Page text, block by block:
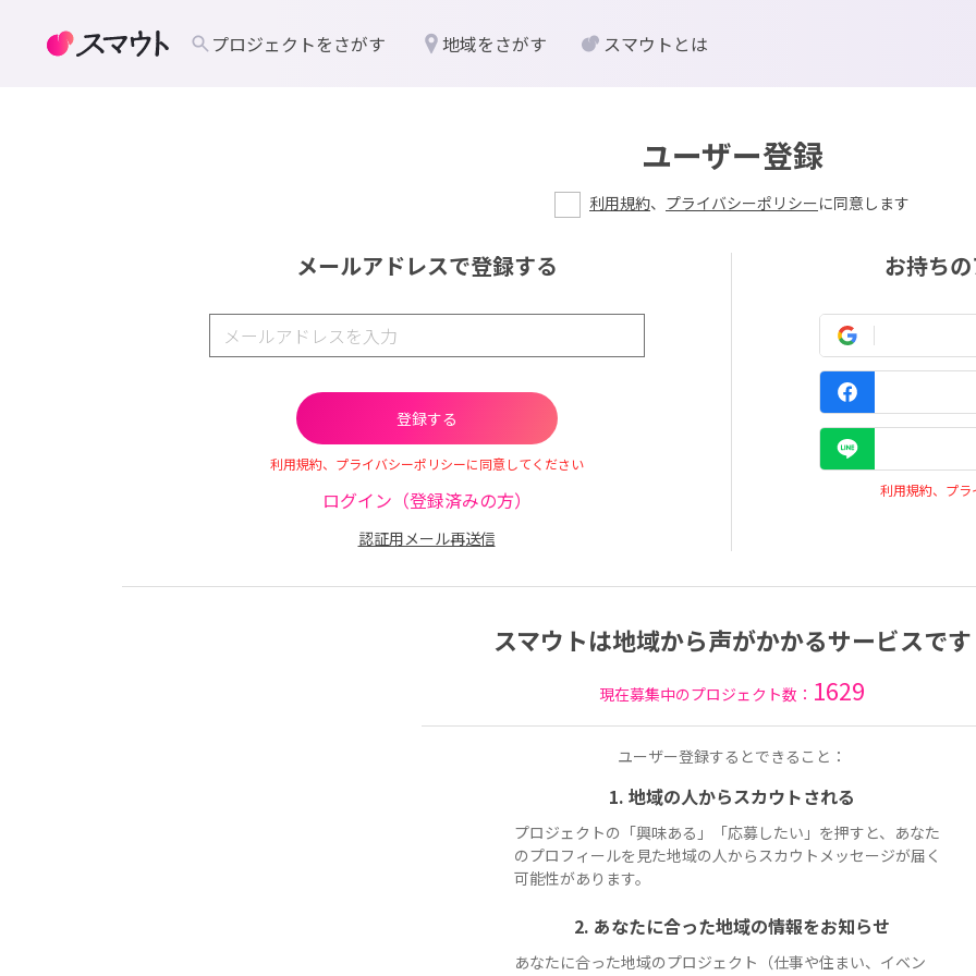
ユーザー登録
利用規約、 プライバシーポリシーに同意します
メールアドレスで登録する
利用規約、プライバシーポリシーに同意してください
ログイン（登録済みの方）
認証用メール再送信
お持ち
利用規約、プ
スマウトは地域から声がかかるサービスです
現在募集中のプロジェクト数： 1629
ユーザー登録するとできること：
1. 地域の人からスカウトされる
プロジェクトの「興味ある」「応募したい」を押すと、あなた
のプロフィールを見た地域の人からスカウトメッセージが届く
可能性があります。
2. あなたに合った地域の情報をお知らせ
あなたに合った地域のプロジェクト（仕事や住まい、イベン
プロジェクトをさがす 地域をさがす スマウトとは